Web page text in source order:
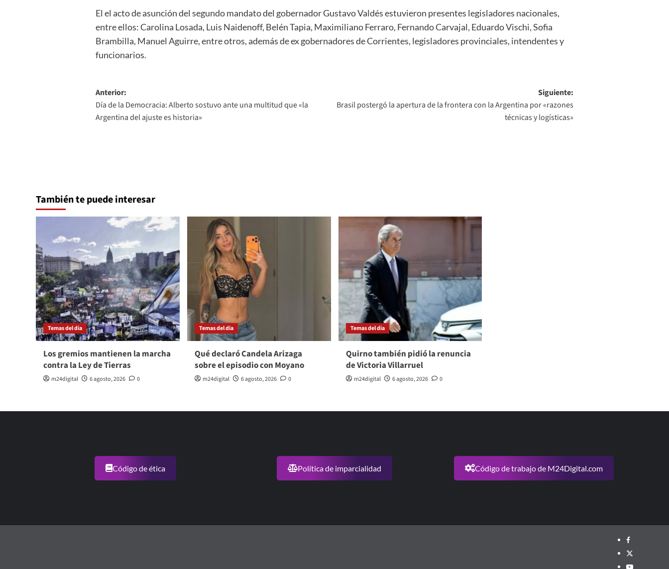
El el acto de asunción del segundo mandato del gobernador Gustavo Valdés estuvieron presentes legisladores nacionales,
entre ellos: Carolina Losada, Luis Naidenoff, Belén Tapia, Maximiliano Ferraro, Fernando Carvajal, Eduardo Vischi, Sofia
Brambilla, Manuel Aguirre, entre otros, además de ex gobernadores de Corrientes, legisladores provinciales, intendentes y
funcionarios.
Navegación
de
entradas
Anterior:
Día de la Democracia: Alberto sostuvo ante una multitud que «la
Argentina del ajuste es historia»
Siguiente:
Brasil postergó la apertura de la frontera con la Argentina por «razones
técnicas y logísticas»
También te puede interesar
Temas del dia
Los gremios mantienen la marcha
contra la Ley de Tierras
m24digital 6 agosto, 2026 0
Temas del dia
Qué declaró Candela Arizaga
sobre el episodio con Moyano
m24digital 6 agosto, 2026 0
Temas del dia
Quirno también pidió la renuncia
de Victoria Villarruel
m24digital 6 agosto, 2026 0
Código de ética Política de imparcialidad Código de trabajo de M24Digital.com